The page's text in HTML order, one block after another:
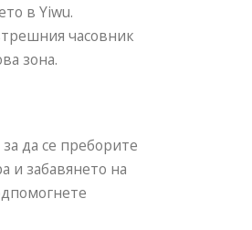
в Yiwu.
часовник
зона.
да се преборите
и забавянето на